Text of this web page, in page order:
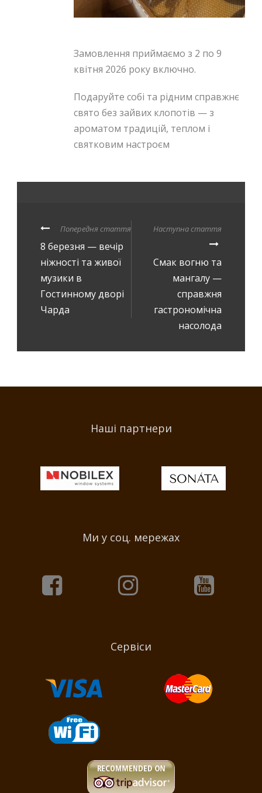
Замовлення приймаємо з 2 по 9
квітня 2026 року включно.
Подаруйте собі та рідним справжнє
свято без зайвих клопотів — з
ароматом традицій, теплом і
святковим настроєм
Попередня стаття
8 березня — вечір
ніжності та живої
музики в
Гостинному дворі
Чарда
Наступна стаття
Смак вогню та
мангалу —
справжня
гастрономічна
насолода
Наші партнери
Ми у соц. мережах
Сервіси